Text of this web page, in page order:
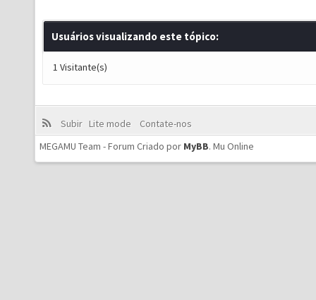
Usuários visualizando este tópico:
1 Visitante(s)
Subir Lite mode
Contate-nos
MEGAMU Team - Forum Criado por MyBB. Mu Online